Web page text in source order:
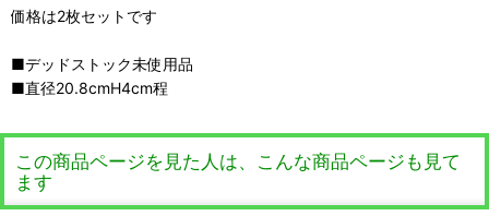
価格は2枚セットです
■デッドストック未使用品
■直径20.8cmH4cm程
この商品ページを見た人は、こんな商品ページも見て
ます